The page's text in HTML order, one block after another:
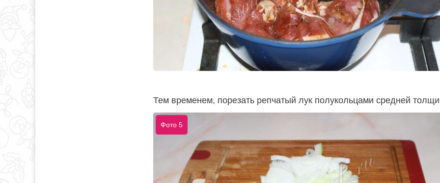
Тем временем, порезать репчатый лук полукольцами средней
Фото 5